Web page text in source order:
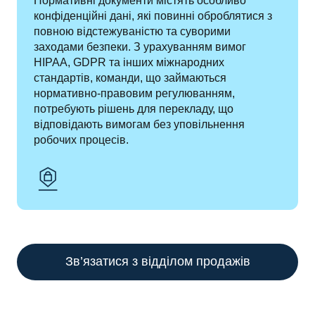
конфіденційні дані, які повинні оброблятися з
повною відстежуваністю та суворими
заходами безпеки. З урахуванням вимог
HIPAA, GDPR та інших міжнародних
стандартів, команди, що займаються
нормативно-правовим регулюванням,
потребують рішень для перекладу, що
відповідають вимогам без уповільнення
робочих процесів.
Зв’язатися з відділом продажів